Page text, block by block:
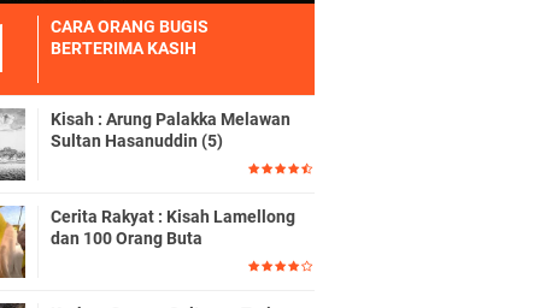
CARA ORANG BUGIS
BERTERIMA KASIH
Kisah : Arung Palakka Melawan
Sultan Hasanuddin (5)
Cerita Rakyat : Kisah Lamellong
dan 100 Orang Buta